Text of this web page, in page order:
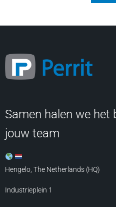
Samen halen we het
jouw team
Hengelo, The Netherlands (HQ)
Industrieplein 1